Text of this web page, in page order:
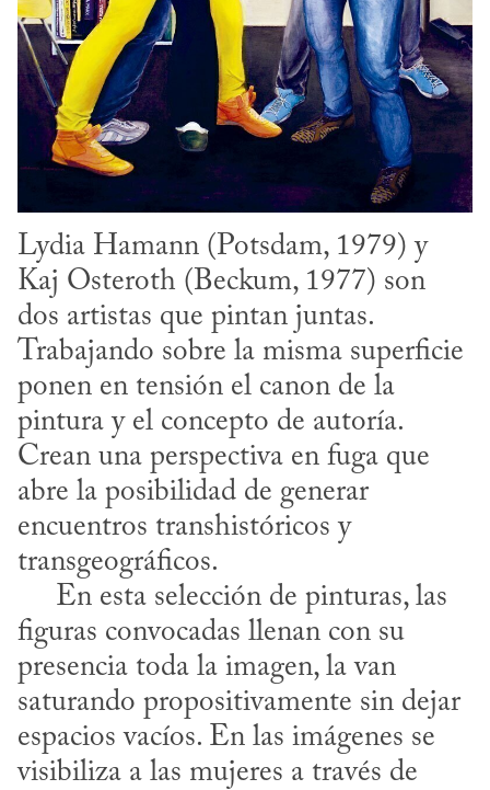
Lydia Hamann (Potsdam, 1979) y
Kaj Osteroth (Beckum, 1977) son
dos artistas que pintan juntas.
Trabajando sobre la misma superficie
ponen en tensión el canon de la
pintura y el concepto de autoría.
Crean una perspectiva en fuga que
abre la posibilidad de generar
encuentros transhistóricos y
transgeográficos.
figuras convocadas llenan con su
presencia toda la imagen, la van
saturando propositivamente sin dejar
espacios vacíos. En las imágenes se
visibiliza a las mujeres a través de